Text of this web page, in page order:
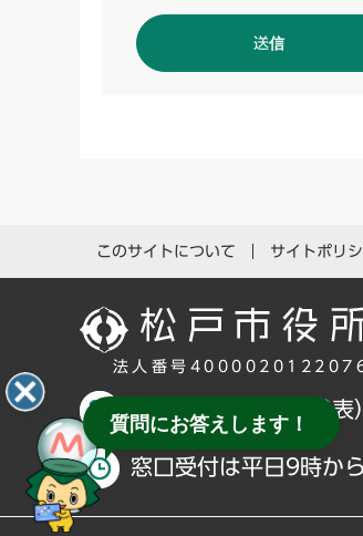
このサイトについて サイトポリ
法人番号
047-366-1111（代表
窓口受付は平日9時か
質問にお答えします！